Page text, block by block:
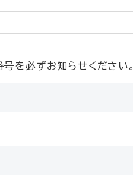
を必ずお知らせください。